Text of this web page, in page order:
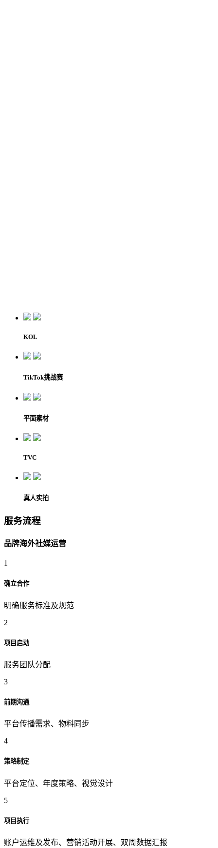
KOL
TikTok挑战赛
平面素材
TVC
真人实拍
服务流程
品牌海外社媒运营
1
确立合作
明确服务标准及规范
2
项目启动
服务团队分配
3
前期沟通
平台传播需求、物料同步
4
策略制定
平台定位、年度策略、视觉设计
5
项目执行
账户运维及发布、营销活动开展、双周数据汇报